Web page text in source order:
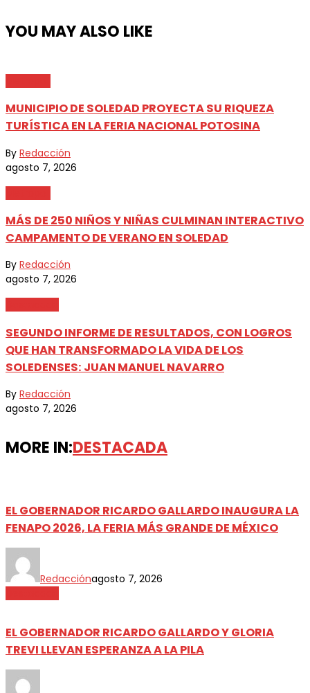
YOU MAY ALSO LIKE
MUNICIPIO DE SOLEDAD PROYECTA SU RIQUEZA
TURÍSTICA EN LA FERIA NACIONAL POTOSINA
By Redacción
agosto 7, 2026
MÁS DE 250 NIÑOS Y NIÑAS CULMINAN INTERACTIVO
CAMPAMENTO DE VERANO EN SOLEDAD
By Redacción
agosto 7, 2026
SEGUNDO INFORME DE RESULTADOS, CON LOGROS
QUE HAN TRANSFORMADO LA VIDA DE LOS
SOLEDENSES: JUAN MANUEL NAVARRO
By Redacción
agosto 7, 2026
MORE IN:DESTACADA
EL GOBERNADOR RICARDO GALLARDO INAUGURA LA
FENAPO 2026, LA FERIA MÁS GRANDE DE MÉXICO
Redacciónagosto 7, 2026
EL GOBERNADOR RICARDO GALLARDO Y GLORIA
TREVI LLEVAN ESPERANZA A LA PILA